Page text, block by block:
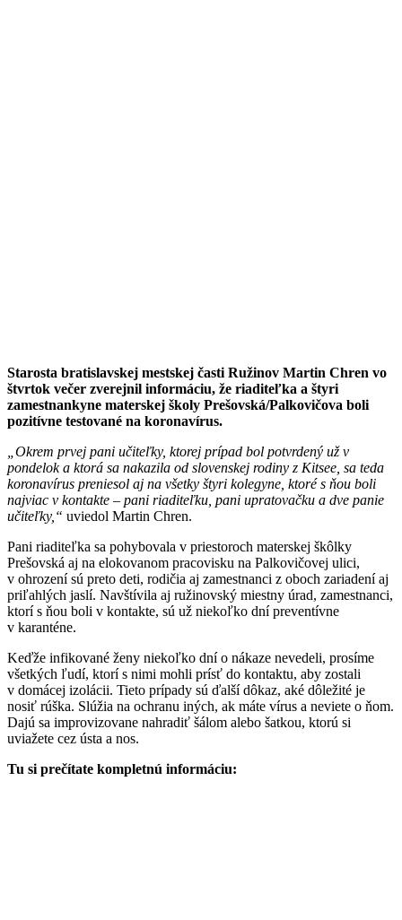
Starosta bratislavskej mestskej časti Ružinov Martin Chren vo
štvrtok večer zverejnil informáciu, že riaditeľka a štyri
zamestnankyne materskej školy Prešovská/Palkovičova boli
pozitívne testované na koronavírus.
„Okrem prvej pani učiteľky, ktorej prípad bol potvrdený už v
pondelok a ktorá sa nakazila od slovenskej rodiny z Kitsee, sa teda
koronavírus preniesol aj na všetky štyri kolegyne, ktoré s ňou boli
najviac v kontakte – pani riaditeľku, pani upratovačku a dve panie
učiteľky,“ uviedol Martin Chren.
Pani riaditeľka sa pohybovala v priestoroch materskej škôlky
Prešovská aj na elokovanom pracovisku na Palkovičovej ulici,
v ohrození sú preto deti, rodičia aj zamestnanci z oboch zariadení aj
priľahlých jaslí. Navštívila aj ružinovský miestny úrad, zamestnanci,
ktorí s ňou boli v kontakte, sú už niekoľko dní preventívne
v karanténe.
Keďže infikované ženy niekoľko dní o nákaze nevedeli, prosíme
všetkých ľudí, ktorí s nimi mohli prísť do kontaktu, aby zostali
v domácej izolácii. Tieto prípady sú ďalší dôkaz, aké dôležité je
nosiť rúška. Slúžia na ochranu iných, ak máte vírus a neviete o ňom.
Dajú sa improvizovane nahradiť šálom alebo šatkou, ktorú si
uviažete cez ústa a nos.
Tu si prečítate kompletnú informáciu: